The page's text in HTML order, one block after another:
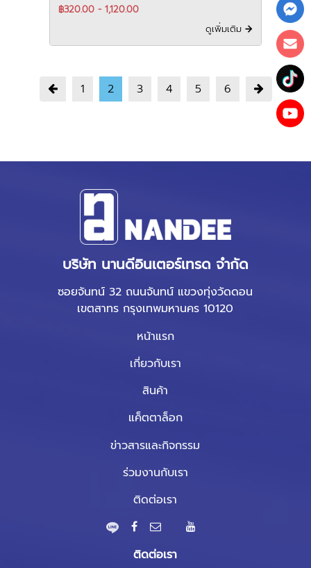
฿320.00 - 1,120.00
ดูเพิ่มเติม
1 2 3 4 5 6
บริษัท นานดีอินเตอร์เทรด จำกัด
ซอยจันทน์ 32 ถนนจันทน์ แขวงทุ่งวัดดอน
เขตสาทร กรุงเทพมหานคร 10120
หน้าแรก
เกี่ยวกับเรา
สินค้า
แค็ตตาล็อก
ข่าวสารและกิจกรรม
ร่วมงานกับเรา
ติดต่อเรา
ติดต่อเรา